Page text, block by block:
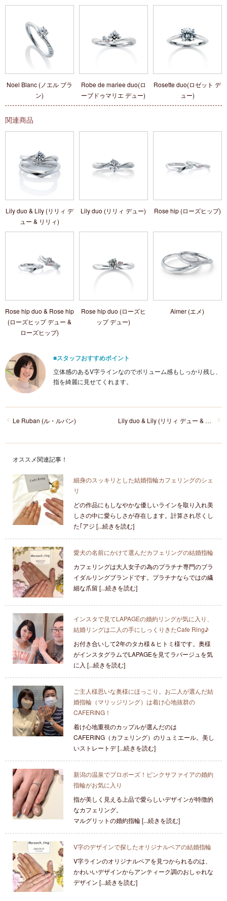
Noel Blanc (ノエル ブラ
ン)
Robe de mariee duo(ロ
ーブドゥマリエ デュー)
Rosette duo(ロゼット デ
ュー)
関連商品
Lily duo & Lily (リリィ デ
ュー & リリィ)
Lily duo (リリィ デュー) Rose hip (ローズヒップ)
Rose hip duo & Rose hip
(ローズヒップ デュー &
ローズヒップ)
Rose hip duo (ローズヒ
ップ デュー)
Aimer (エメ)
■スタッフおすすめポイント
立体感のあるV字ラインなのでボリューム感もしっかり残し、
指を綺麗に見せてくれます。
Lily duo & Lily (リリィ デュー & リリィ)
Le Ruban (ル・ルバン)
オススメ関連記事！
細身のスッキリとした結婚指輪カフェリングのシェ
リ
どの作品にもしなやかな優しいラインを取り入れ美
しさの中に愛らしさが存在します。計算され尽くし
た｢アジ [...続きを読む]
愛犬の名前にかけて選んだカフェリングの結婚指輪
カフェリングは大人女子の為のプラチナ専門のブラ
イダルリングブランドです。プラチナならではの繊
細な爪留 [...続きを読む]
インスタで見てLAPAGEの婚約リングが気に入り、
結婚リングは二人の手にしっくりきたCafe Ring♪
お付き合いして2年のタカ様＆ヒトミ様です。奥様
がインスタグラムでLAPAGEを見てラパージュを気
に入 [...続きを読む]
ご主人様思いな奥様にほっこり。お二人が選んだ結
婚指輪（マリッジリング）は着け心地抜群の
CAFERING！
着け心地重視のカップルが選んだのは
CAFERING（カフェリング）のリュミエール。美し
いストレートデ [...続きを読む]
新潟の温泉でプロポーズ！ピンクサファイアの婚約
指輪がお気に入り
指が美しく見える上品で愛らしいデザインが特徴的
なカフェリング。
マルグリットの婚約指輪 [...続きを読む]
V字のデザインで探したオリジナルペアの結婚指輪
V字ラインのオリジナルペアを見つかられるのは、
かわいいデザインからアンティーク調のおしゃれな
デザイン [...続きを読む]